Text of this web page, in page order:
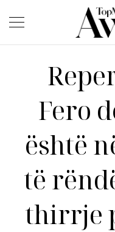
Fero
është
të
thirrje